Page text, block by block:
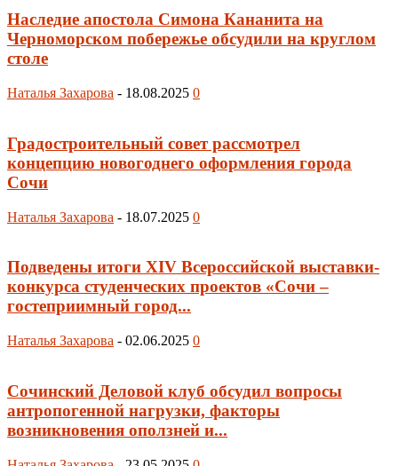
Наследие апостола Симона Кананита на
Черноморском побережье обсудили на круглом
столе
Наталья Захарова - 18.08.2025 0
Градостроительный совет рассмотрел
концепцию новогоднего оформления города
Сочи
Наталья Захарова - 18.07.2025 0
Подведены итоги XIV Всероссийской выставки-
конкурса студенческих проектов «Сочи –
гостеприимный город...
Наталья Захарова - 02.06.2025 0
Сочинский Деловой клуб обсудил вопросы
антропогенной нагрузки, факторы
возникновения оползней и...